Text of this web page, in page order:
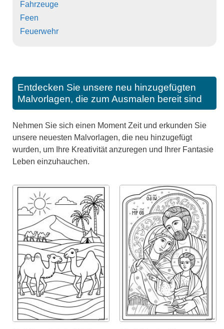
Fahrzeuge
Feen
Feuerwehr
Entdecken Sie unsere neu hinzugefügten
Malvorlagen, die zum Ausmalen bereit sind
Nehmen Sie sich einen Moment Zeit und erkunden Sie
unsere neuesten Malvorlagen, die neu hinzugefügt
wurden, um Ihre Kreativität anzuregen und Ihrer Fantasie
Leben einzuhauchen.